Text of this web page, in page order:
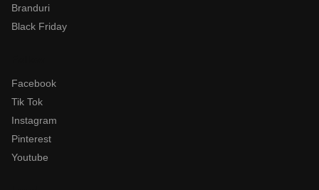
Branduri
Black Friday
Facebook
Tik Tok
Instagram
Pinterest
Youtube